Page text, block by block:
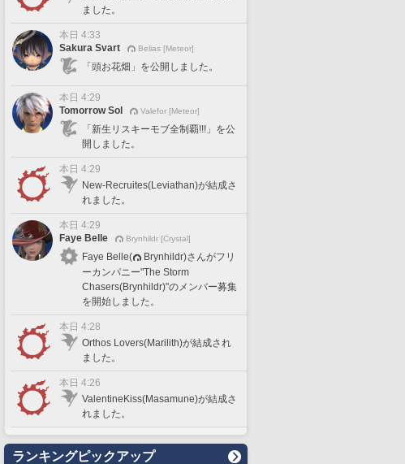
ました。
本日 4:33
Sakura Svart
Belias [Meteor]
「頭お花畑」を公開しました。
本日 4:29
Tomorrow Sol
Valefor [Meteor]
「新生リスキーモブ全制覇!!!」を公
開しました。
本日 4:29
New-Recruites(Leviathan)が結成さ
れました。
本日 4:29
Faye Belle
Brynhildr [Crystal]
Faye Belle(
Brynhildr)さんがフリ
ーカンパニー"The Storm
Chasers(Brynhildr)"のメンバー募集
を開始しました。
本日 4:28
Orthos Lovers(Marilith)が結成され
ました。
本日 4:26
ValentineKiss(Masamune)が結成さ
れました。
ランキングピックアップ